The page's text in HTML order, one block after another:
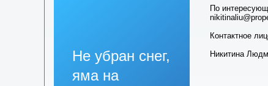
Не убран снег,
яма на
По
Контактное
Никитина